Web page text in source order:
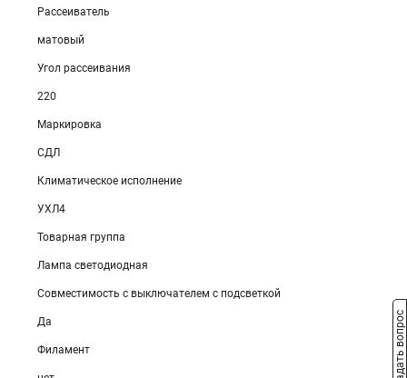
Рассеиватель
матовый
Угол рассеивания
220
Маркировка
СДЛ
Климатическое исполнение
УХЛ4
Товарная группа
Лампа светодиодная
Совместимость с выключателем с подсветкой
Да
Филамент Задать вопрос